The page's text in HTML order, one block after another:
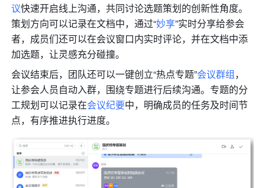
议快速开启线上沟通，共同讨论选题策划的创新性角度。
策划方向可以记录在文档中，通过“妙享”实时分享给参会
者，成员们还可以在会议窗口内实时评论，并在文档中添
加选题，让灵感充分碰撞。
会议结束后，团队还可以一键创立“热点专题”会议群组，
让参会人员自动入群，围绕专题进行后续沟通。专题的分
工规划可以记录在会议纪要中，明确成员的任务及时间节
点，有序推进执行进度。